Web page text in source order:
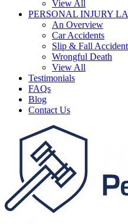
View All
PERSONAL INJURY
An Overview
Car Accidents
Slip & Fall
Wrongful Death
View All
Testimonials
FAQs
Blog
Contact Us